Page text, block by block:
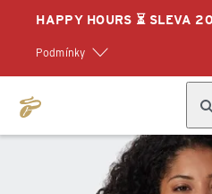
HAPPY HOURS ⏳ SLEVA
Podmínky